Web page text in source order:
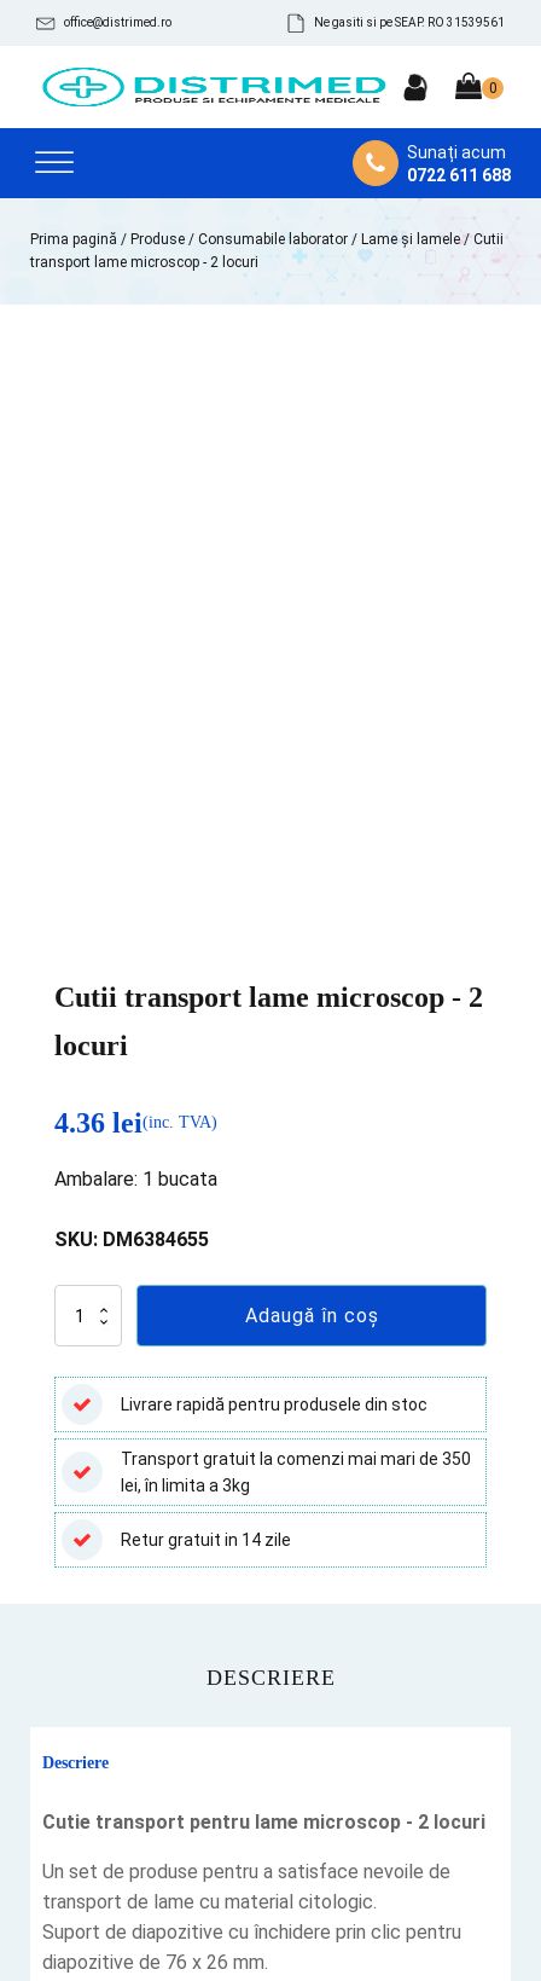
office@distrimed.ro Ne gasiti si pe SEAP. RO 31539561
Sunați acum
0722 611 688
Prima pagină / Produse / Consumabile laborator / Lame și lamele/ Cutii
transport lame microscop - 2 locuri
Cutii transport lame microscop - 2
locuri
4.36 lei(inc. TVA)
Ambalare: 1 bucata
SKU: DM6384655
Cantitate
transport
lame
microscop
-
2
locuri
Adaugă în coș
Livrare rapidă pentru produsele din stoc
Transport gratuit la comenzi mai mari de 350
lei, în limita a 3kg
Retur gratuit in 14 zile
DESCRIERE
Descriere
Cutie transport pentru lame microscop - 2 locuri
Un set de produse pentru a satisface nevoile de
transport de lame cu material citologic.
Suport de diapozitive cu închidere prin clic pentru
diapozitive de 76 x 26 mm.